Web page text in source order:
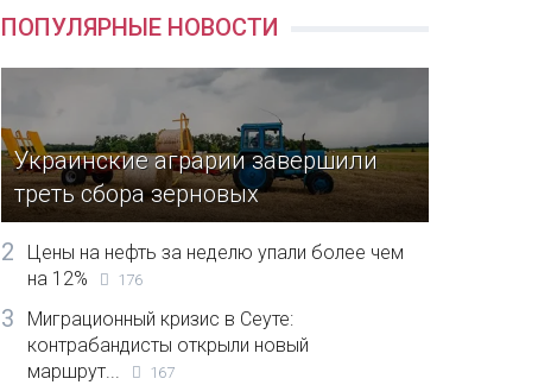
ПОПУЛЯРНЫЕ НОВОСТИ
Украинские аграрии завершили
треть сбора зерновых
2
Цены на нефть за неделю упали более чем
на 12%
176
3
Миграционный кризис в Сеуте:
контрабандисты открыли новый
маршрут...
167